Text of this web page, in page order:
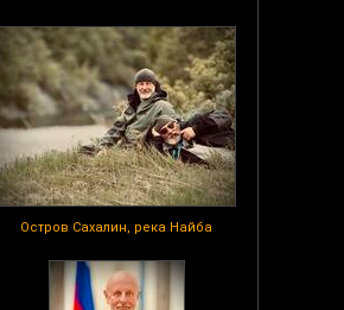
Остров Сахалин, река Найба